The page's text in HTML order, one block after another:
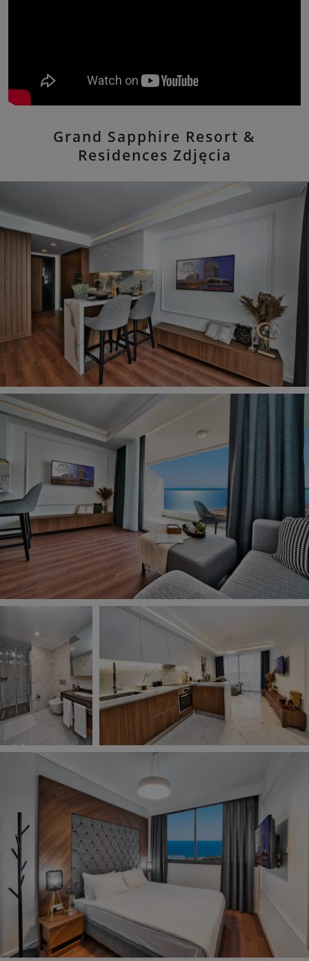
Grand Sapphire Resort &
Residences Zdjęcia